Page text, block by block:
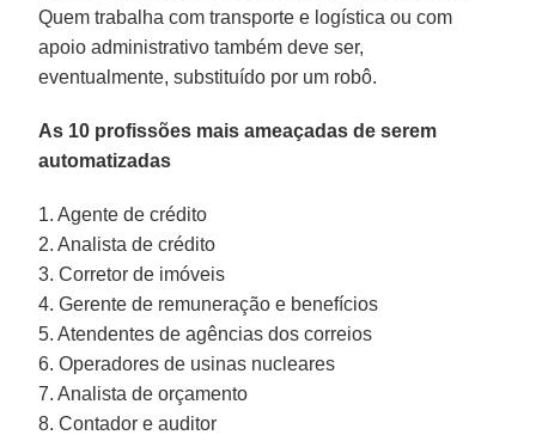
Quem trabalha com transporte e logística ou com
apoio administrativo também deve ser,
eventualmente, substituído por um robô.
As 10 profissões mais ameaçadas de serem
automatizadas
1. Agente de crédito
2. Analista de crédito
3. Corretor de imóveis
4. Gerente de remuneração e benefícios
5. Atendentes de agências dos correios
6. Operadores de usinas nucleares
7. Analista de orçamento
8. Contador e auditor